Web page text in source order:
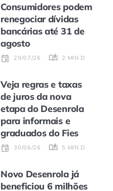
Consumidores podem
renegociar dívidas
bancárias até 31 de
agosto
29/07/26 2 MIN DE LEITURA
Veja regras e taxas
de juros da nova
etapa do Desenrola
para informais e
graduados do Fies
30/06/26 5 MIN DE LEITURA
Novo Desenrola já
beneficiou 6 milhões